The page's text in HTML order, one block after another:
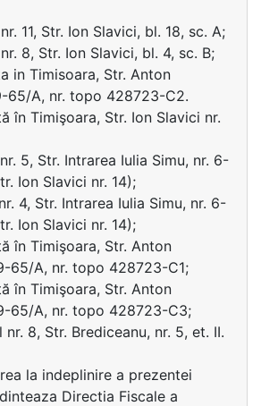
11, Str. Ion Slavici, bl. 18, sc. A;
8, Str. Ion Slavici, bl. 4, sc. B;
in Timisoara, Str. Anton
65/A, nr. topo 428723-C2.
în Timişoara, Str. Ion Slavici nr.
5, Str. Intrarea Iulia Simu, nr. 6-
Ion Slavici nr. 14);
4, Str. Intrarea Iulia Simu, nr. 6-
Ion Slavici nr. 14);
în Timişoara, Str. Anton
65/A, nr. topo 428723-C1;
în Timişoara, Str. Anton
65/A, nr. topo 428723-C3;
8, Str. Brediceanu, nr. 5, et. II.
la indeplinire a prezentei
Directia Fiscale a